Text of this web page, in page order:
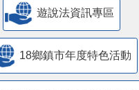
遊說法資訊專區
18鄉鎮市年度特色活動